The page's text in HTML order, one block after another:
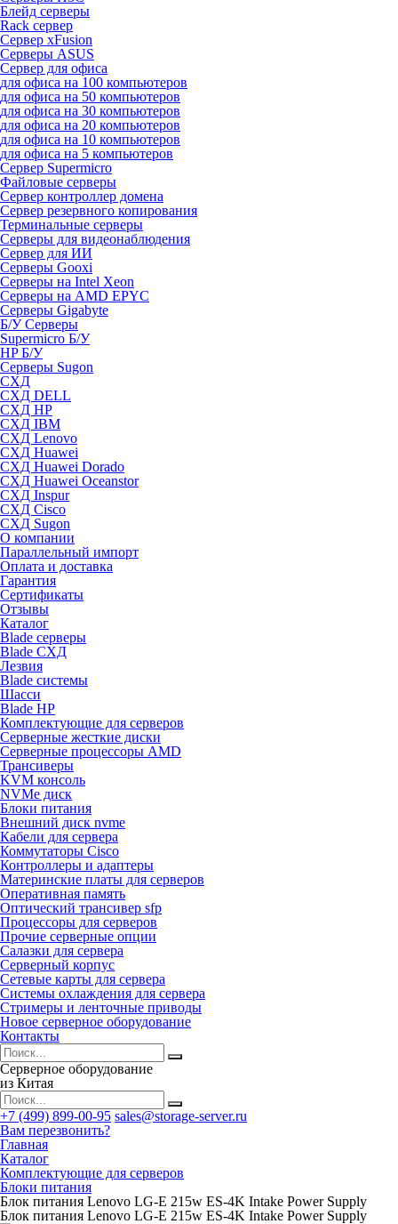
Блейд серверы
Rack сервер
Сервер xFusion
Серверы ASUS
Сервер для офиса
для офиса на 100 компьютеров
для офиса на 50 компьютеров
для офиса на 30 компьютеров
для офиса на 20 компьютеров
для офиса на 10 компьютеров
для офиса на 5 компьютеров
Сервер Supermicro
Файловые серверы
Сервер контроллер домена
Сервер резервного копирования
Терминальные серверы
Серверы для видеонаблюдения
Сервер для ИИ
Серверы Gooxi
Серверы на Intel Xeon
Серверы на AMD EPYC
Серверы Gigabyte
Б/У Серверы
Supermicro Б/У
HP Б/У
Серверы Sugon
СХД
СХД DELL
СХД HP
СХД IBM
СХД Lenovo
СХД Huawei
СХД Huawei Dorado
СХД Huawei Oceanstor
СХД Inspur
СХД Cisco
СХД Sugon
О компании
Параллельный импорт
Оплата и доставка
Гарантия
Сертификаты
Отзывы
Каталог
Blade серверы
Blade СХД
Лезвия
Blade системы
Шасси
Blade HP
Комплектующие для серверов
Серверные жесткие диски
Серверные процессоры AMD
Трансиверы
KVM консоль
NVMe диск
Блоки питания
Внешний диск nvme
Кабели для сервера
Коммутаторы Cisco
Контроллеры и адаптеры
Материнские платы для серверов
Оперативная память
Оптический трансивер sfp
Процессоры для серверов
Прочие серверные опции
Салазки для сервера
Серверный корпус
Сетевые карты для сервера
Системы охлаждения для сервера
Стримеры и ленточные приводы
Новое серверное оборудование
Контакты
Серверное оборудование
из Китая
+7 (499) 899-00-95 sales@storage-server.ru
Вам перезвонить?
Главная
Каталог
Комплектующие для серверов
Блоки питания
Блок питания Lenovo LG-E 215w ES-4K Intake Power Supply
Блок питания Lenovo LG-E 215w ES-4K Intake Power Supply